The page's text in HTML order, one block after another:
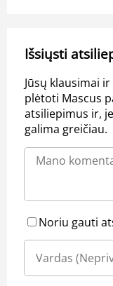
Išsiųsti
Jūsų klausimai
plėtoti Mascus
atsiliepimus ir,
galima greičiau.
Noriu gauti